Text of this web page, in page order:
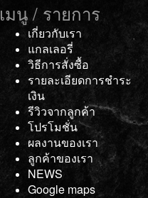
เมนู / รายการ
เกี่ยวกับเรา
แกลเลอรี่
วิธีการสั่งซื้อ
รายละเอียดการชำระ
เงิน
รีวิวจากลูกค้า
โปรโมชั่น
ผลงานของเรา
ลูกค้าของเรา
NEWS
Google maps